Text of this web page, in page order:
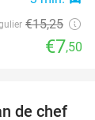
€15,25
€7,50
de chef